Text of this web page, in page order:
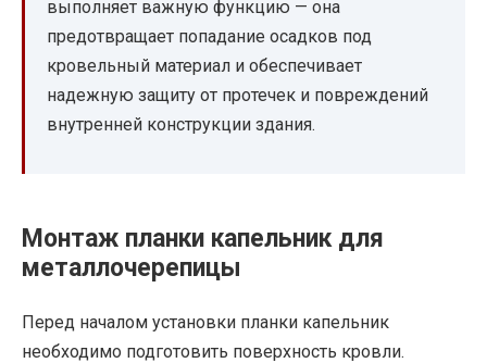
выполняет важную функцию — она
предотвращает попадание осадков под
кровельный материал и обеспечивает
надежную защиту от протечек и повреждений
внутренней конструкции здания.
Монтаж планки капельник для
металлочерепицы
Перед началом установки планки капельник
необходимо подготовить поверхность кровли.